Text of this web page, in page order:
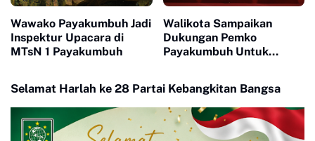
Wawako Payakumbuh Jadi
Inspektur Upacara di
MTsN 1 Payakumbuh
Walikota Sampaikan
Dukungan Pemko
Payakumbuh Untuk
2026-2030
Selamat Harlah ke 28 Partai Kebangkitan Bangsa